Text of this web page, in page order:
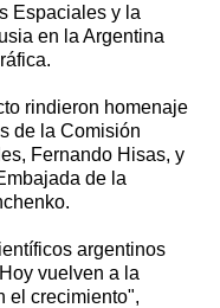
Espaciales y la
en la Argentina
rindieron homenaje
de la Comisión
Fernando Hisas, y
de la
argentinos
vuelven a la
el crecimiento",